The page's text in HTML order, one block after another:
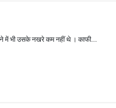
खाने में भी उसके नखरे कम नहीं थे । काफी...